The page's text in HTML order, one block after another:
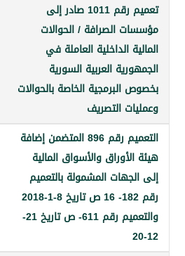
تعميم رقم 1011 صادر إلى
الصرافة / الحوالات
الداخلية العاملة في
العربية السورية
الخاصة بالحوالات
التصريف
التعميم رقم 896 المتضمن إضافة
والأسواق المالية
المشمولة بالتعميم
رقم 182- 16 ص تاريخ 8-1-2018
والتعميم رقم 611- ص تاريخ 21-
896
2018